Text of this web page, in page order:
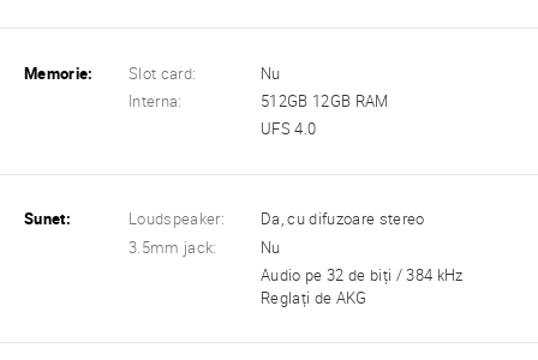
Memorie: Slot card:
Nu
Interna:
512GB 12GB RAM
UFS 4.0
Sunet: Loudspeaker:
Da, cu difuzoare stereo
3.5mm jack:
Nu
Audio pe 32 de biți / 384 kHz
Reglați de AKG